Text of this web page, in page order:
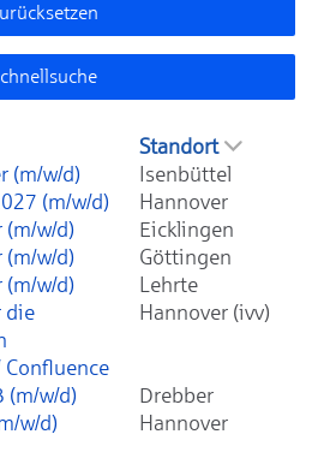
Standort
(m/w/d)
Isenbüttel
(m/w/d)
Hannover
w/d)
Eicklingen
w/d)
Göttingen
w/d)
Lehrte
die
Hannover (ivv)
(m/w/d)
Drebber
w/d)
Hannover